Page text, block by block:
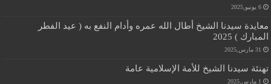
6 يونيو,2025
معايدة سيدنا الشيخ أطال الله عمره وأدام النفع به ( عيد الفطر
المبارك ) 2025
31 مارس,2025
تهنئة سيدنا الشيخ للأمة الإسلامية عامة
1 مارس,2025